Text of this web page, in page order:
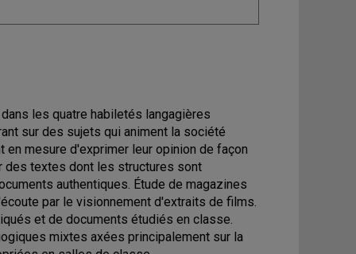
les quatre habiletés langagières
sur des sujets qui animent la société
mesure d'exprimer leur opinion de façon
des textes dont les structures sont
authentiques. Étude de magazines
par le visionnement d'extraits de films.
et de documents étudiés en classe.
mixtes axées principalement sur la